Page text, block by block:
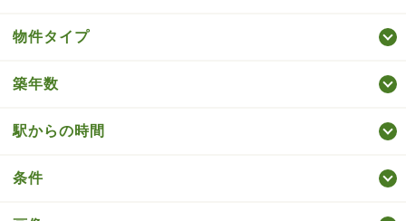
物件タイプ
築年数
駅からの時間
条件